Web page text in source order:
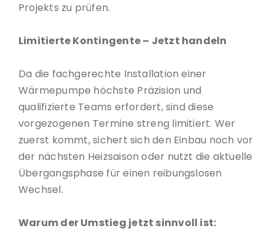
Projekts zu prüfen.
Limitierte Kontingente – Jetzt handeln
Da die fachgerechte Installation einer
Wärmepumpe höchste Präzision und
qualifizierte Teams erfordert, sind diese
vorgezogenen Termine streng limitiert. Wer
zuerst kommt, sichert sich den Einbau noch vor
der nächsten Heizsaison oder nutzt die aktuelle
Übergangsphase für einen reibungslosen
Wechsel.
Warum der Umstieg jetzt sinnvoll ist: